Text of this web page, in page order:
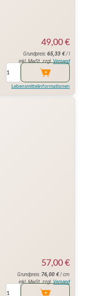
49,00 €
Grundpreis:65,33 €/ l
inkl. MwSt. zzgl. Versand
Lebensmittelinformationen
57,00 €
Grundpreis: 76,00 €/ cm
inkl. MwSt. zzgl. Versand